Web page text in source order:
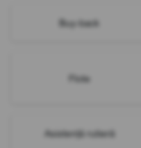
Buy-back
Flote
Asistență rutieră